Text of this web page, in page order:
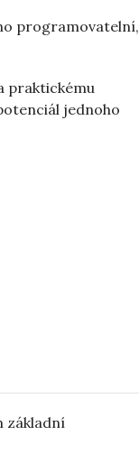
programovatelní,
praktickému
jednoho
základní